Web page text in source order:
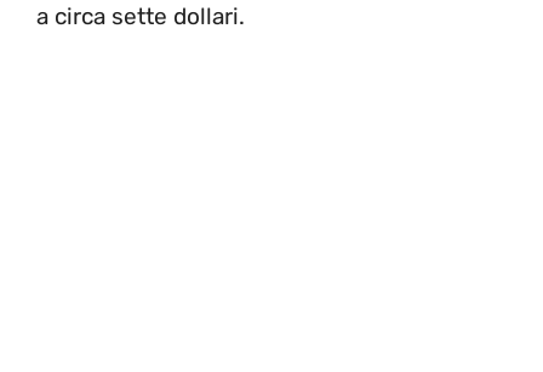
a circa sette dollari.